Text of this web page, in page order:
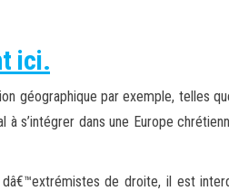
ici.
géographique par exemple, telles
s’intégrer dans une Europe
de droite, il est